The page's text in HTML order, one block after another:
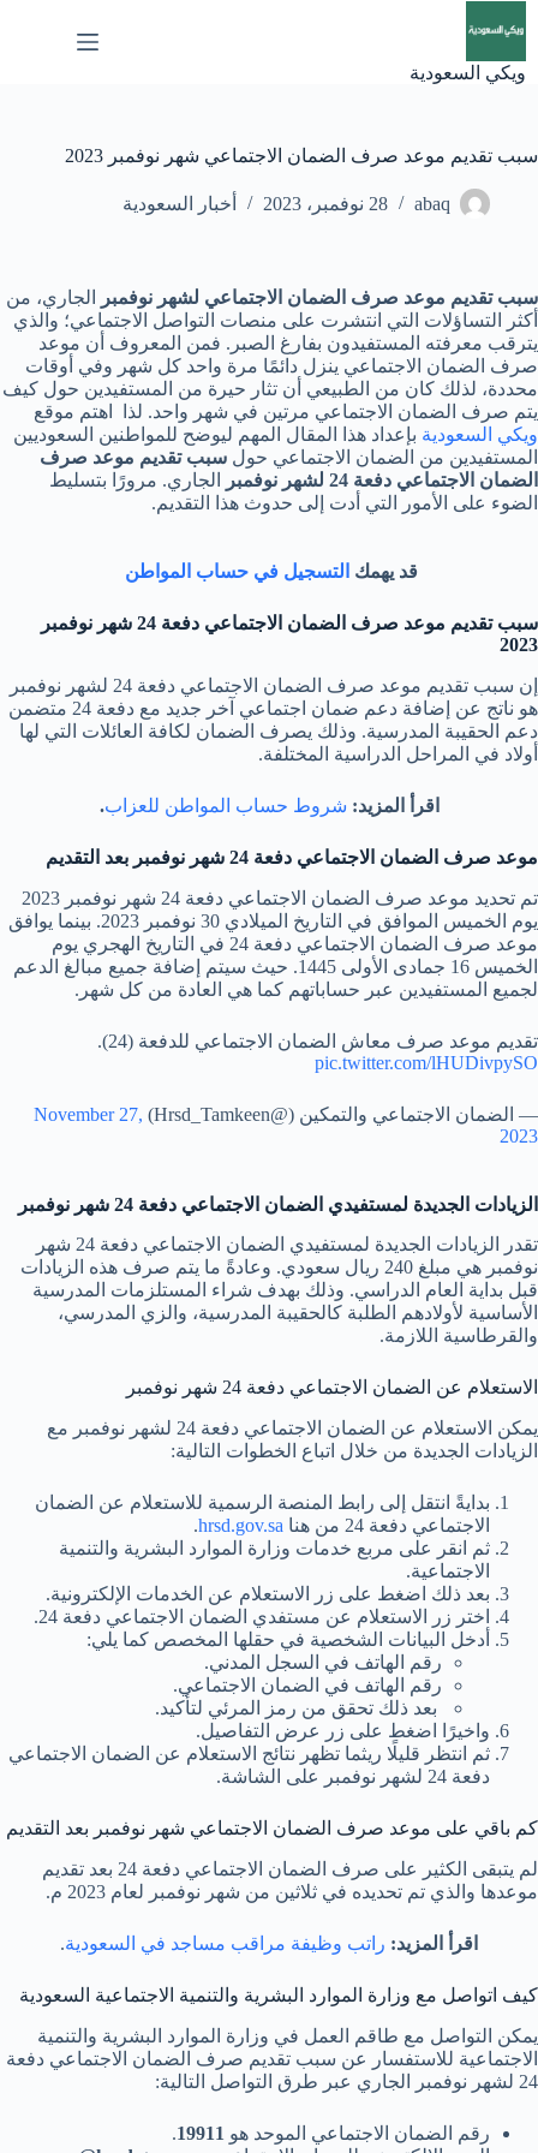
إلى
ويكي السعودية
سبب تقديم موعد صرف الضمان الاجتماعي شهر نوفمبر 2023
abaq 28 نوفمبر، 2023 أخبار السعودية
سبب تقديم موعد صرف الضمان الاجتماعي لشهر نوفمبر
الجاري، من
أكثر التساؤلات التي انتشرت على منصات التواصل الاجتماعي؛ والذي
يترقب معرفته المستفيدون بفارغ الصبر. فمن المعروف أن موعد
صرف الضمان الاجتماعي ينزل دائمًا مرة واحد كل شهر وفي أوقات
محددة، لذلك كان من الطبيعي أن تثار حيرة من المستفيدين حول كيف
يتم صرف الضمان الاجتماعي مرتين في شهر واحد. لذا اهتم موقع
ويكي السعودية بإعداد هذا المقال المهم ليوضح للمواطنين السعوديين
المستفيدين من الضمان الاجتماعي حول سبب تقديم موعد صرف
الضمان الاجتماعي دفعة 24 لشهر نوفمبر
الجاري. مرورًا بتسليط
الضوء على الأمور التي أدت إلى حدوث هذا التقديم.
قد يهمك التسجيل في حساب المواطن
سبب تقديم موعد صرف الضمان الاجتماعي دفعة 24 شهر نوفمبر
2023
إن سبب تقديم موعد صرف الضمان الاجتماعي دفعة 24 لشهر نوفمبر
هو ناتج عن إضافة دعم ضمان اجتماعي آخر جديد مع دفعة 24 متضمن
دعم الحقيبة المدرسية. وذلك يصرف الضمان لكافة العائلات التي لها
أولاد في المراحل الدراسية المختلفة.
اقرأ المزيد: شروط حساب المواطن للعزاب.
موعد صرف الضمان الاجتماعي دفعة 24 شهر نوفمبر بعد التقديم
تم تحديد موعد صرف الضمان الاجتماعي دفعة 24 شهر نوفمبر 2023
يوم الخميس الموافق في التاريخ الميلادي 30 نوفمبر 2023. بينما يوافق
موعد صرف الضمان الاجتماعي دفعة 24 في التاريخ الهجري يوم
الخميس 16 جمادى الأولى 1445. حيث سيتم إضافة جميع مبالغ الدعم
لجميع المستفيدين عبر حساباتهم كما هي العادة من كل شهر.
تقديم موعد صرف معاش الضمان الاجتماعي للدفعة (24).
pic.twitter.com/lHUDivpySO
— الضمان الاجتماعي والتمكين (@Hrsd_Tamkeen)
November 27,
2023
الزيادات الجديدة لمستفيدي الضمان الاجتماعي دفعة 24 شهر نوفمبر
تقدر الزيادات الجديدة لمستفيدي الضمان الاجتماعي دفعة 24 شهر
نوفمبر هي مبلغ 240 ريال سعودي. وعادةً ما يتم صرف هذه الزيادات
قبل بداية العام الدراسي. وذلك بهدف شراء المستلزمات المدرسية
الأساسية لأولادهم الطلبة كالحقيبة المدرسية، والزي المدرسي،
والقرطاسية اللازمة.
الاستعلام عن الضمان الاجتماعي دفعة 24 شهر نوفمبر
يمكن الاستعلام عن الضمان الاجتماعي دفعة 24 لشهر نوفمبر مع
الزيادات الجديدة من خلال اتباع الخطوات التالية:
بدايةً انتقل إلى رابط المنصة الرسمية للاستعلام عن الضمان
الاجتماعي دفعة 24 من هنا
hrsd.gov.sa
.
ثم انقر على مربع خدمات وزارة الموارد البشرية والتنمية
الاجتماعية.
بعد ذلك اضغط على زر الاستعلام عن الخدمات الإلكترونية.
اختر زر الاستعلام عن مستفدي الضمان الاجتماعي دفعة 24.
أدخل البيانات الشخصية في حقلها المخصص كما يلي:
رقم الهاتف في السجل المدني.
رقم الهاتف في الضمان الاجتماعي.
بعد ذلك تحقق من رمز المرئي لتأكيد.
واخيرًا اضغط على زر عرض التفاصيل.
ثم انتظر قليلًا ريثما تظهر نتائج الاستعلام عن الضمان الاجتماعي
دفعة 24 لشهر نوفمبر على الشاشة.
كم باقي على موعد صرف الضمان الاجتماعي شهر نوفمبر بعد التقديم
لم يتبقى الكثير على صرف الضمان الاجتماعي دفعة 24 بعد تقديم
موعدها والذي تم تحديده في ثلاثين من شهر نوفمبر لعام 2023 م.
اقرأ المزيد: راتب وظيفة مراقب مساجد في السعودية.
كيف اتواصل مع وزارة الموارد البشرية والتنمية الاجتماعية السعودية
يمكن التواصل مع طاقم العمل في وزارة الموارد البشرية والتنمية
الاجتماعية للاستفسار عن سبب تقديم صرف الضمان الاجتماعي دفعة
24 لشهر نوفمبر الجاري عبر طرق التواصل التالية:
رقم الضمان الاجتماعي الموحد هو 19911
.